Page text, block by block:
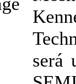
será